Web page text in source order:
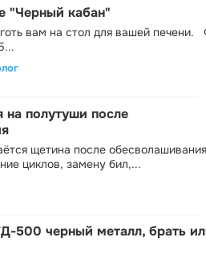
"Черный кабан"
вам на стол для вашей печени.
на полутуши после
щетина после
циклов, замену бил,...
500 черный металл, брать